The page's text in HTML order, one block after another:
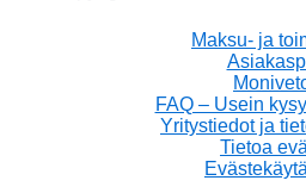
Maksu- ja
FAQ – Usein
Yritystiedot ja
Tietoa